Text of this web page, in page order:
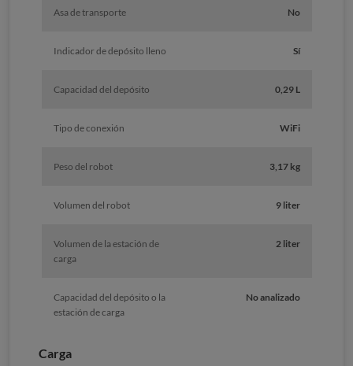
Asa de transporte No
Indicador de depósito lleno Sí
Capacidad del depósito 0,29 L
Tipo de conexión WiFi
Peso del robot 3,17 kg
Volumen del robot 9 liter
Volumen de la estación de
carga
2 liter
Capacidad del depósito o la
estación de carga
No analizado
Carga